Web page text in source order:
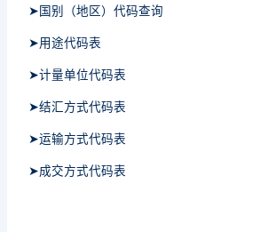
➤国别（地区）代码查询
➤用途代码表
➤计量单位代码表
➤结汇方式代码表
➤运输方式代码表
➤成交方式代码表